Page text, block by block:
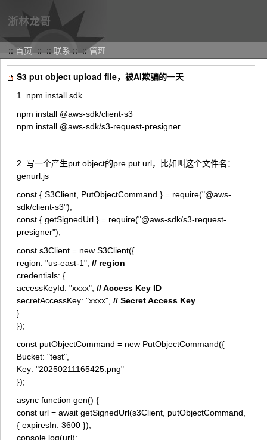
浙林龙哥
::首页 :: :: 联系::::管理
S3 put object upload file，被AI欺骗的一天
1. npm install sdk
npm install @aws-sdk/client-s3
npm install @aws-sdk/s3-request-presigner
2. 写一个产生put object的pre put url，比如叫这个文件名：
genurl.js
const { S3Client, PutObjectCommand } = require("@aws-
sdk/client-s3");
const { getSignedUrl } = require("@aws-sdk/s3-request-
presigner");
const s3Client = new S3Client({
region: "us-east-1", // region
credentials: {
accessKeyId: "xxxx", // Access Key ID
secretAccessKey: "xxxx", // Secret Access Key
}
});
const putObjectCommand = new PutObjectCommand({
Bucket: "test",
Key: "20250211165425.png"
});
async function gen() {
const url = await getSignedUrl(s3Client, putObjectCommand,
{ expiresIn: 3600 });
console.log(url);